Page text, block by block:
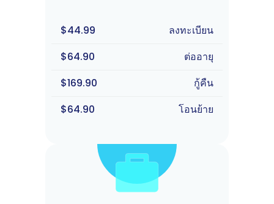
$44.99
ลงทะเบียน
$64.90
ต่ออายุ
$169.90
กู้คืน
$64.90
โอนย้าย